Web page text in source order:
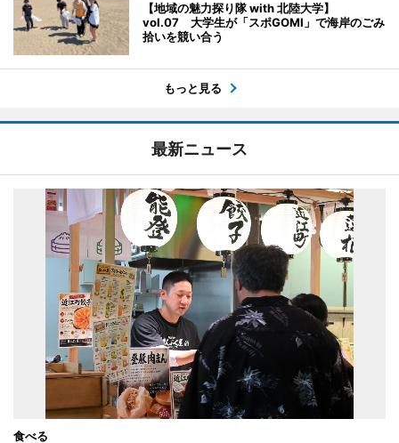
【地域の魅力探り隊 with 北陸大学】
vol.07 大学生が「スポGOMI」で海岸のごみ
拾いを競い合う
もっと見る
最新ニュース
食べる